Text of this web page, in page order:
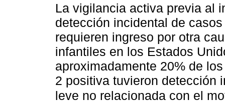
La vigilancia activa previa al
detección incidental de
requieren ingreso por otra
infantiles en los Estados
aproximadamente 20% de
2 positiva tuvieron detección
leve no relacionada con el